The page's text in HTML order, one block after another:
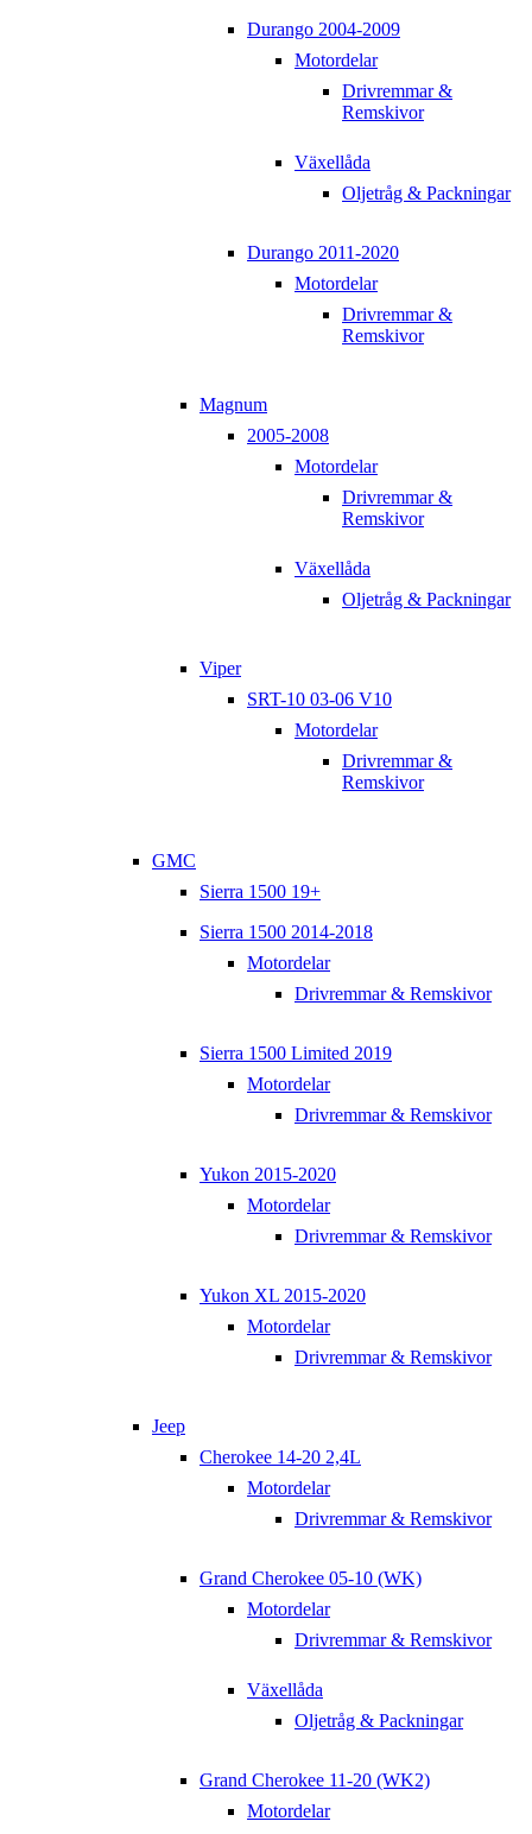
Durango 2004-2009
Motordelar
Drivremmar &
Remskivor
Växellåda
Oljetråg & Packningar
Durango 2011-2020
Motordelar
Drivremmar &
Remskivor
Magnum
2005-2008
Motordelar
Drivremmar &
Remskivor
Växellåda
Oljetråg & Packningar
Viper
SRT-10 03-06 V10
Motordelar
Drivremmar &
Remskivor
GMC
Sierra 1500 19+
Sierra 1500 2014-2018
Motordelar
Drivremmar & Remskivor
Sierra 1500 Limited 2019
Motordelar
Drivremmar & Remskivor
Yukon 2015-2020
Motordelar
Drivremmar & Remskivor
Yukon XL 2015-2020
Motordelar
Drivremmar & Remskivor
Jeep
Cherokee 14-20 2,4L
Motordelar
Drivremmar & Remskivor
Grand Cherokee 05-10 (WK)
Motordelar
Drivremmar & Remskivor
Växellåda
Oljetråg & Packningar
Grand Cherokee 11-20 (WK2)
Motordelar